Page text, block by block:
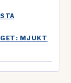
MJUKT